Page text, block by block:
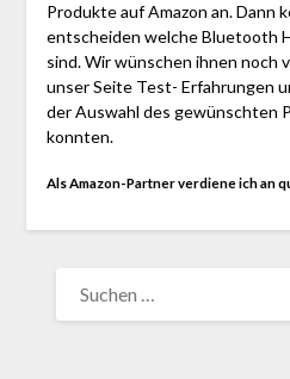
Produkte auf Amazon an. Dann
entscheiden welche Bluetooth
sind. Wir wünschen ihnen noch
unser Seite Test- Erfahrungen
der Auswahl des gewünschten
konnten.
Als Amazon-Partner verdiene ich an
NACH: